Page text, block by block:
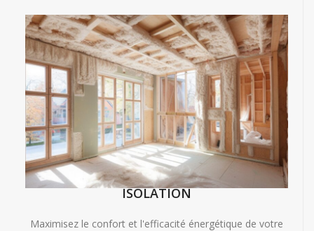
ISOLATION
Maximisez le confort et l'efficacité énergétique de votre